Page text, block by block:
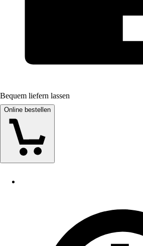
Bequem liefern lassen
Online bestellen